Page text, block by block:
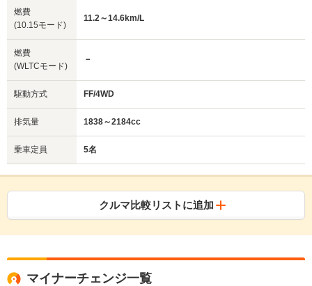
燃費
(10.15モード)
11.2～14.6km/L
燃費
(WLTCモード)
－
駆動方式 FF/4WD
排気量 1838～2184cc
乗車定員 5名
クルマ比較リストに追加
マイナーチェンジ一覧